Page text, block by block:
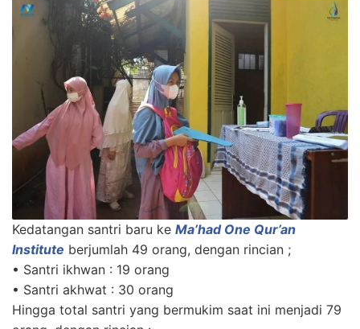
Kedatangan santri baru ke Ma’had One Qur’an
Institute berjumlah 49 orang, dengan rincian ;
• Santri ikhwan : 19 orang
• Santri akhwat : 30 orang
Hingga total santri yang bermukim saat ini menjadi 79